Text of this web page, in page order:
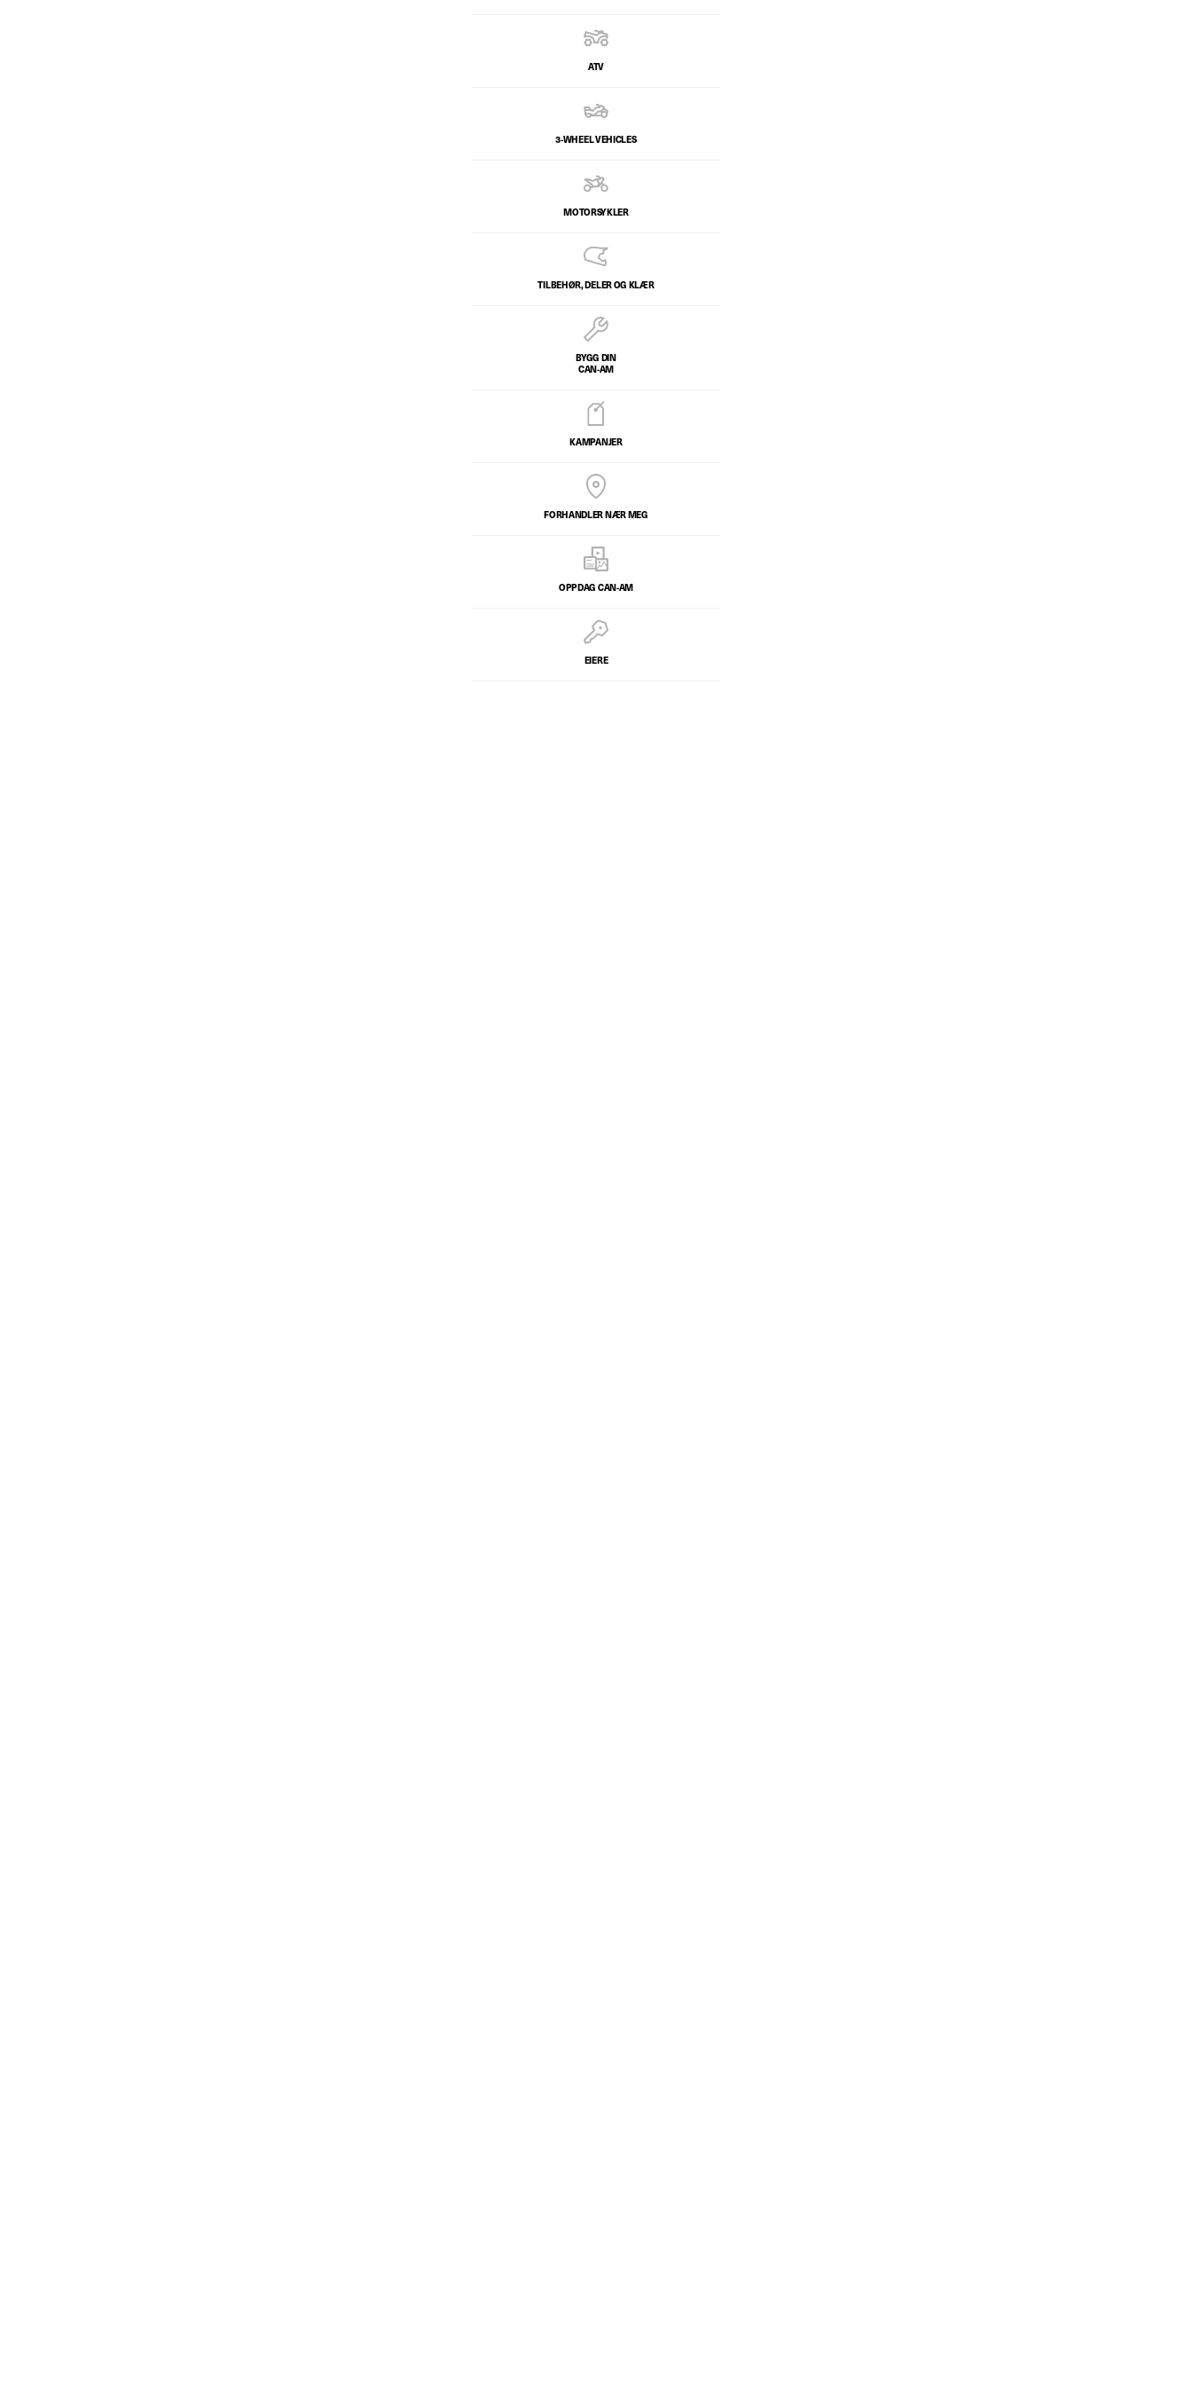
ATV
3-WHEEL VEHICLES
MOTORSYKLER
TILBEHØR, DELER OG KLÆR
BYGG DIN
CAN-AM
KAMPANJER
FORHANDLER NÆR MEG
OPPDAG CAN-AM
EIERE